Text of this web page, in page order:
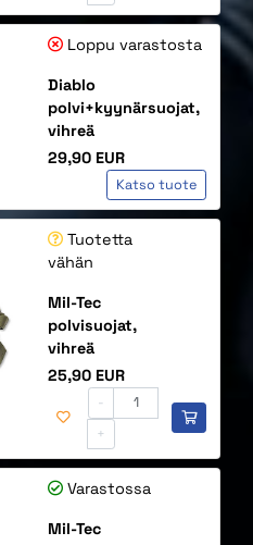
Loppu varastosta
Diablo
polvi+kyynärsuojat,
vihreä
Hinta
29,90 EUR
Katso tuote
Tuotetta
vähän
Mil-Tec
polvisuojat,
vihreä
Hinta
25,90 EUR
-
+
Varastossa
Mil-Tec